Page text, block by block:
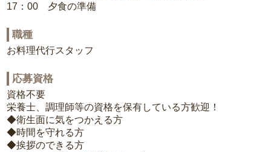
17：00 夕食の準備
職種
お料理代行スタッフ
応募資格
資格不要
栄養士、調理師等の資格を保有している方歓迎！
◆衛生面に気をつかえる方
◆時間を守れる方
◆挨拶のできる方